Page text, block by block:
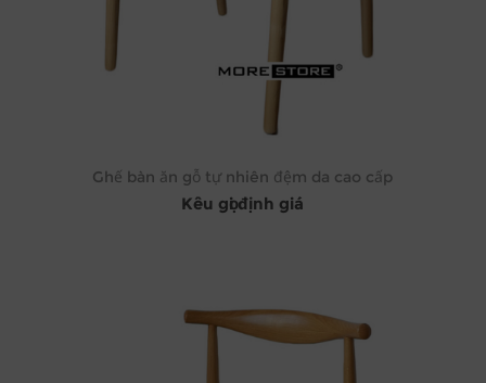
Ghế bàn ăn gỗ tự nhiên đệm da cao cấp
Kêu gọi định giá